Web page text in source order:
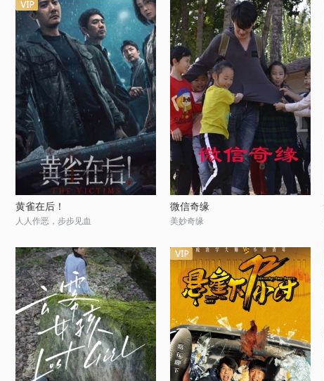
黄雀在后！
人人作恶，步步见血
微信奇缘
美妙奇缘